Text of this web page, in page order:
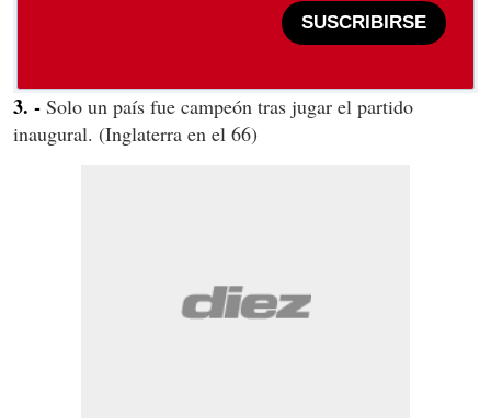
SUSCRIBIRSE
3. - Solo un país fue campeón tras jugar el partido
inaugural. (Inglaterra en el 66)